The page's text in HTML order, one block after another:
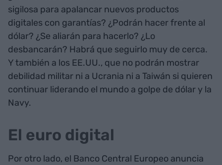
sigilosa para apalancar nuevos productos
digitales con garantías? ¿Podrán hacer frente al
dólar? ¿Se aliarán para hacerlo? ¿Lo
desbancarán? Habrá que seguirlo muy de cerca.
Y también a los EE.UU., que no podrán mostrar
debilidad militar ni a Ucrania ni a Taiwán si quieren
continuar liderando el mundo a golpe de dólar y la
Navy.
El euro digital
Por otro lado, el Banco Central Europeo anuncia